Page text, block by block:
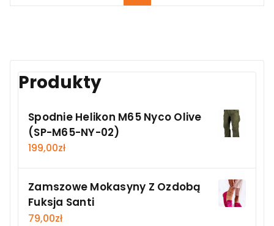
Produkty
Spodnie Helikon M65 Nyco Olive
(SP-M65-NY-02)
199,00zł
Zamszowe Mokasyny Z Ozdobą
Fuksja Santi
79,00zł